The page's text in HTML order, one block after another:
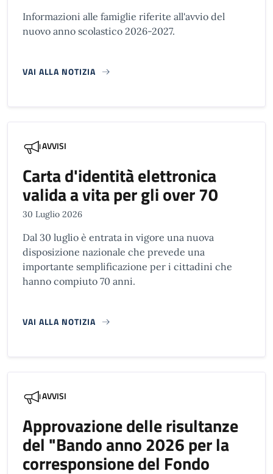
Informazioni alle famiglie riferite all'avvio del
nuovo anno scolastico 2026-2027.
VAI ALLA NOTIZIA
AVVISI
Carta d'identità elettronica
valida a vita per gli over 70
30 Luglio 2026
Dal 30 luglio è entrata in vigore una nuova
disposizione nazionale che prevede una
importante semplificazione per i cittadini che
hanno compiuto 70 anni.
VAI ALLA NOTIZIA
AVVISI
Approvazione delle risultanze
del "Bando anno 2026 per la
corresponsione del Fondo